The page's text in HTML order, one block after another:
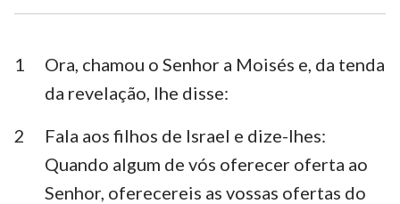
Esdras Neemias
Ester Jó
Salmos Provérbios
Eclesiastes Cânticos
Isaías Jeremias
1
Ora, chamou o Senhor a Moisés e, da tenda
da revelação, lhe disse:
2
Fala aos filhos de Israel e dize-lhes:
Quando algum de vós oferecer oferta ao
Senhor, oferecereis as vossas ofertas do